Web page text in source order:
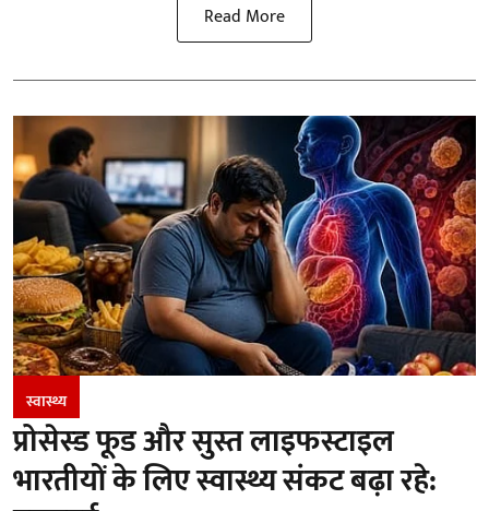
Read More
स्वास्थ्य
प्रोसेस्ड फूड और सुस्त लाइफस्टाइल
भारतीयों के लिए स्वास्थ्य संकट बढ़ा रहे: